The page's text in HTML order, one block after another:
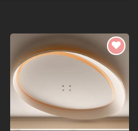
Add to
wishlist